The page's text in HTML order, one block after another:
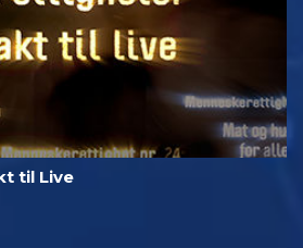
til Live